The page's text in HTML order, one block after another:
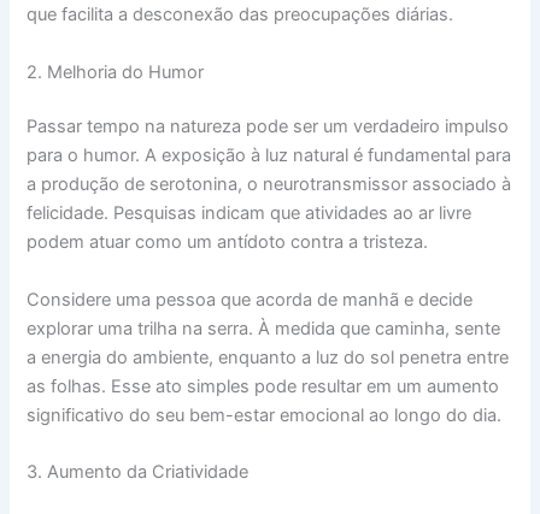
que facilita a desconexão das preocupações diárias.
2. Melhoria do Humor
Passar tempo na natureza pode ser um verdadeiro impulso
para o humor. A exposição à luz natural é fundamental para
a produção de serotonina, o neurotransmissor associado à
felicidade. Pesquisas indicam que atividades ao ar livre
podem atuar como um antídoto contra a tristeza.
Considere uma pessoa que acorda de manhã e decide
explorar uma trilha na serra. À medida que caminha, sente
a energia do ambiente, enquanto a luz do sol penetra entre
as folhas. Esse ato simples pode resultar em um aumento
significativo do seu bem-estar emocional ao longo do dia.
3. Aumento da Criatividade